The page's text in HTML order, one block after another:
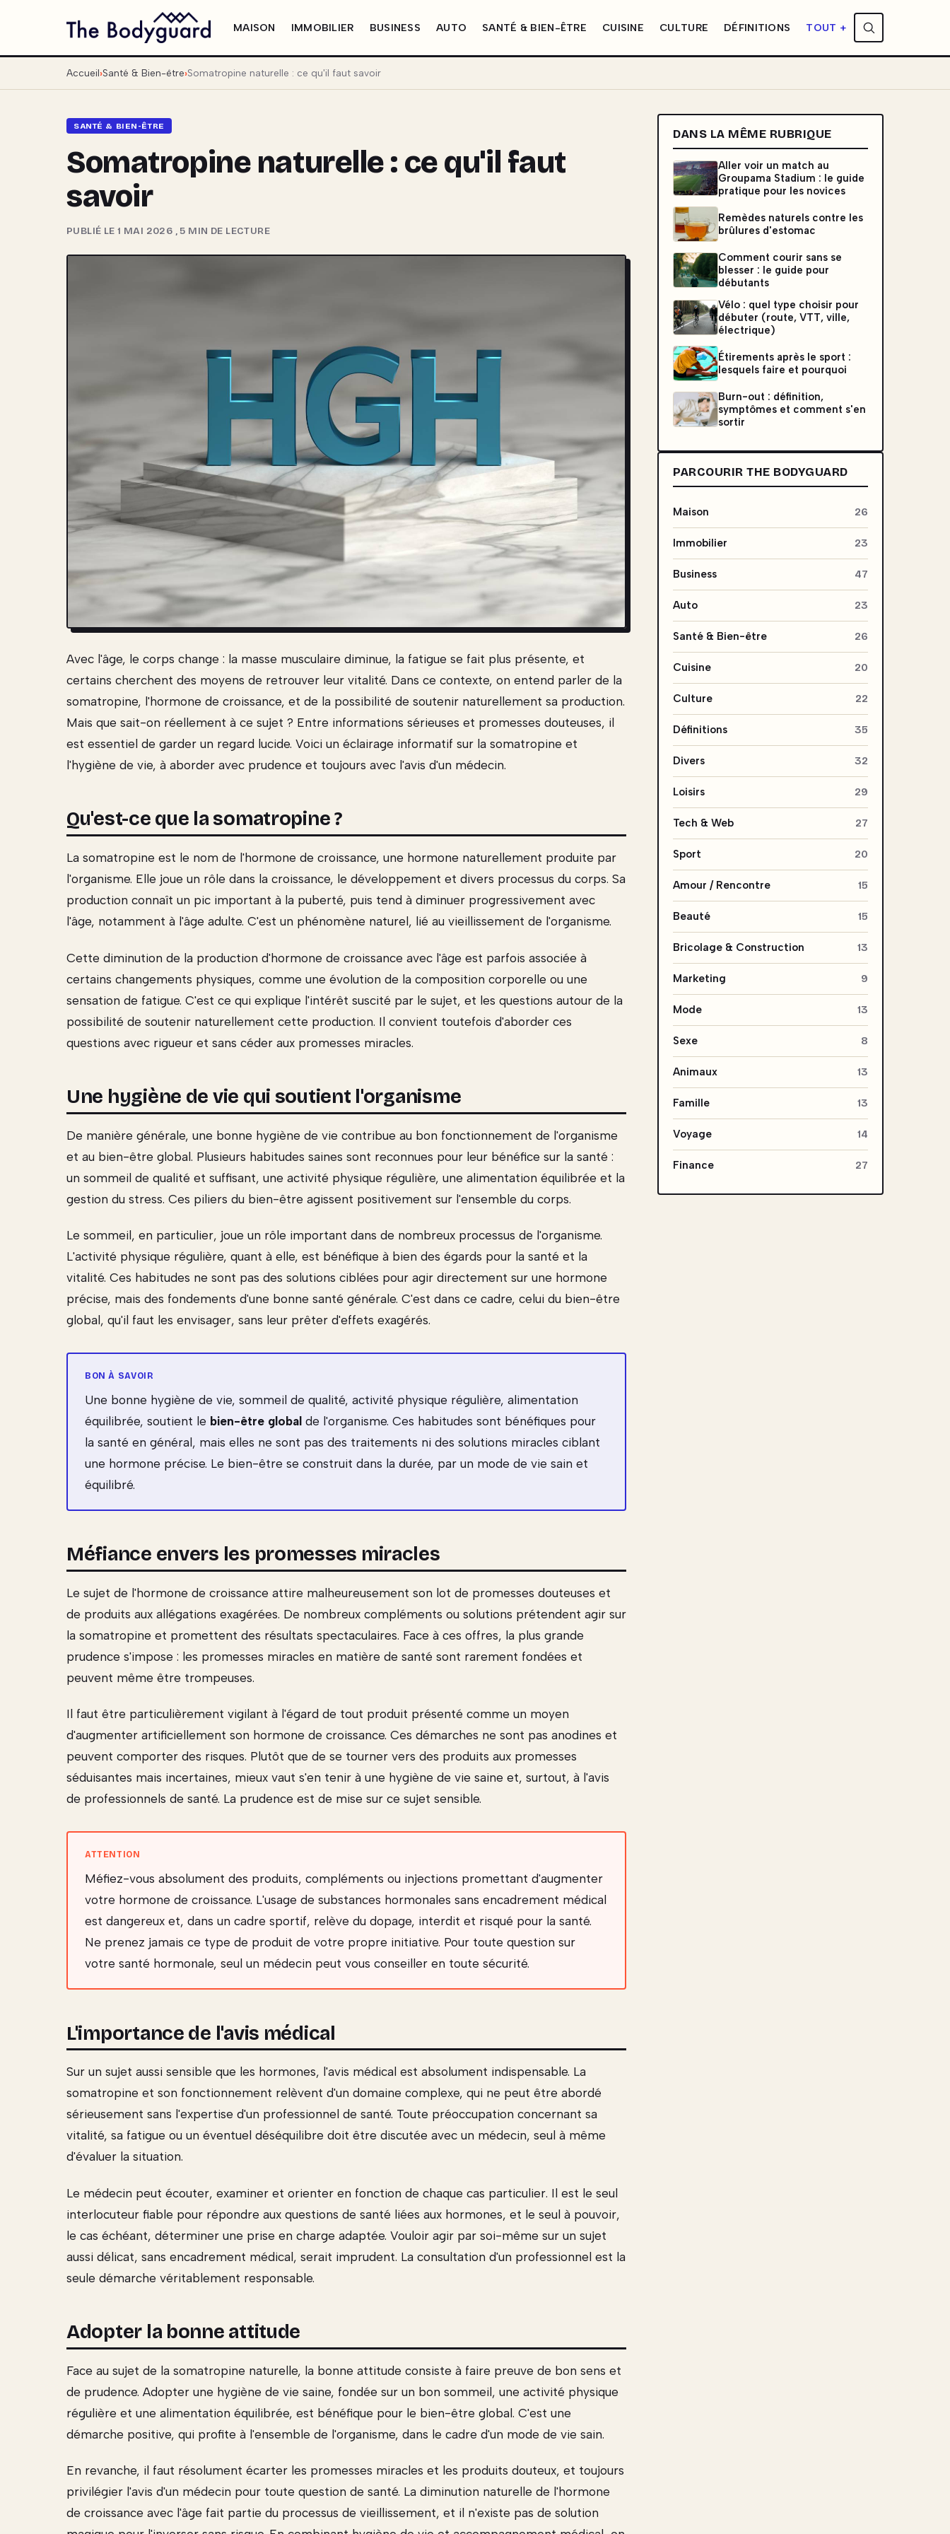
MAISON IMMOBILIER BUSINESS AUTO SANTÉ & BIEN-ÊTRE CUISINE CULTURE DÉFINITIONS TOUT +
Accueil Santé & Bien-être Somatropine naturelle : ce qu'il faut savoir
SANTÉ & BIEN-ÊTRE
Somatropine naturelle : ce qu'il faut
savoir
PUBLIÉ LE 1 MAI 2026 , 5 MIN DE LECTURE
Avec l'âge, le corps change : la masse musculaire diminue, la fatigue se fait plus présente, et
certains cherchent des moyens de retrouver leur vitalité. Dans ce contexte, on entend parler de la
somatropine, l'hormone de croissance, et de la possibilité de soutenir naturellement sa production.
Mais que sait-on réellement à ce sujet ? Entre informations sérieuses et promesses douteuses, il
est essentiel de garder un regard lucide. Voici un éclairage informatif sur la somatropine et
l'hygiène de vie, à aborder avec prudence et toujours avec l'avis d'un médecin.
Qu'est-ce que la somatropine ?
La somatropine est le nom de l'hormone de croissance, une hormone naturellement produite par
l'organisme. Elle joue un rôle dans la croissance, le développement et divers processus du corps. Sa
production connaît un pic important à la puberté, puis tend à diminuer progressivement avec
l'âge, notamment à l'âge adulte. C'est un phénomène naturel, lié au vieillissement de l'organisme.
Cette diminution de la production d'hormone de croissance avec l'âge est parfois associée à
certains changements physiques, comme une évolution de la composition corporelle ou une
sensation de fatigue. C'est ce qui explique l'intérêt suscité par le sujet, et les questions autour de la
possibilité de soutenir naturellement cette production. Il convient toutefois d'aborder ces
questions avec rigueur et sans céder aux promesses miracles.
Une hygiène de vie qui soutient l'organisme
De manière générale, une bonne hygiène de vie contribue au bon fonctionnement de l'organisme
et au bien-être global. Plusieurs habitudes saines sont reconnues pour leur bénéfice sur la santé :
un sommeil de qualité et suffisant, une activité physique régulière, une alimentation équilibrée et la
gestion du stress. Ces piliers du bien-être agissent positivement sur l'ensemble du corps.
Le sommeil, en particulier, joue un rôle important dans de nombreux processus de l'organisme.
L'activité physique régulière, quant à elle, est bénéfique à bien des égards pour la santé et la
vitalité. Ces habitudes ne sont pas des solutions ciblées pour agir directement sur une hormone
précise, mais des fondements d'une bonne santé générale. C'est dans ce cadre, celui du bien-être
global, qu'il faut les envisager, sans leur prêter d'effets exagérés.
Une bonne hygiène de vie, sommeil de qualité, activité physique régulière, alimentation
équilibrée, soutient le bien-être global de l'organisme. Ces habitudes sont bénéfiques pour
la santé en général, mais elles ne sont pas des traitements ni des solutions miracles ciblant
une hormone précise. Le bien-être se construit dans la durée, par un mode de vie sain et
équilibré.
Méfiance envers les promesses miracles
Le sujet de l'hormone de croissance attire malheureusement son lot de promesses douteuses et
de produits aux allégations exagérées. De nombreux compléments ou solutions prétendent agir sur
la somatropine et promettent des résultats spectaculaires. Face à ces offres, la plus grande
prudence s'impose : les promesses miracles en matière de santé sont rarement fondées et
peuvent même être trompeuses.
Il faut être particulièrement vigilant à l'égard de tout produit présenté comme un moyen
d'augmenter artificiellement son hormone de croissance. Ces démarches ne sont pas anodines et
peuvent comporter des risques. Plutôt que de se tourner vers des produits aux promesses
séduisantes mais incertaines, mieux vaut s'en tenir à une hygiène de vie saine et, surtout, à l'avis
de professionnels de santé. La prudence est de mise sur ce sujet sensible.
Méfiez-vous absolument des produits, compléments ou injections promettant d'augmenter
votre hormone de croissance. L'usage de substances hormonales sans encadrement médical
est dangereux et, dans un cadre sportif, relève du dopage, interdit et risqué pour la santé.
Ne prenez jamais ce type de produit de votre propre initiative. Pour toute question sur
votre santé hormonale, seul un médecin peut vous conseiller en toute sécurité.
L'importance de l'avis médical
Sur un sujet aussi sensible que les hormones, l'avis médical est absolument indispensable. La
somatropine et son fonctionnement relèvent d'un domaine complexe, qui ne peut être abordé
sérieusement sans l'expertise d'un professionnel de santé. Toute préoccupation concernant sa
vitalité, sa fatigue ou un éventuel déséquilibre doit être discutée avec un médecin, seul à même
d'évaluer la situation.
Le médecin peut écouter, examiner et orienter en fonction de chaque cas particulier. Il est le seul
interlocuteur fiable pour répondre aux questions de santé liées aux hormones, et le seul à pouvoir,
le cas échéant, déterminer une prise en charge adaptée. Vouloir agir par soi-même sur un sujet
aussi délicat, sans encadrement médical, serait imprudent. La consultation d'un professionnel est la
seule démarche véritablement responsable.
Adopter la bonne attitude
Face au sujet de la somatropine naturelle, la bonne attitude consiste à faire preuve de bon sens et
de prudence. Adopter une hygiène de vie saine, fondée sur un bon sommeil, une activité physique
régulière et une alimentation équilibrée, est bénéfique pour le bien-être global. C'est une
démarche positive, qui profite à l'ensemble de l'organisme, dans le cadre d'un mode de vie sain.
En revanche, il faut résolument écarter les promesses miracles et les produits douteux, et toujours
privilégier l'avis d'un médecin pour toute question de santé. La diminution naturelle de l'hormone
de croissance avec l'âge fait partie du processus de vieillissement, et il n'existe pas de solution
DANS LA MÊME RUBRIQUE
Aller voir un match au
Groupama Stadium : le guide
pratique pour les novices
Remèdes naturels contre les
brûlures d'estomac
Comment courir sans se
blesser : le guide pour
débutants
Vélo : quel type choisir pour
débuter (route, VTT, ville,
électrique)
Étirements après le sport :
lesquels faire et pourquoi
Burn-out : définition,
symptômes et comment s'en
sortir
PARCOURIR THE BODYGUARD
Maison 26
Immobilier 23
Business 47
Auto 23
Santé & Bien-être 26
Cuisine 20
Culture 22
Définitions 35
Divers 32
Loisirs 29
Tech & Web 27
Sport 20
Amour / Rencontre 15
Beauté 15
Bricolage & Construction 13
Marketing 9
Mode 13
Sexe 8
Animaux 13
Famille 13
Voyage 14
Finance 27